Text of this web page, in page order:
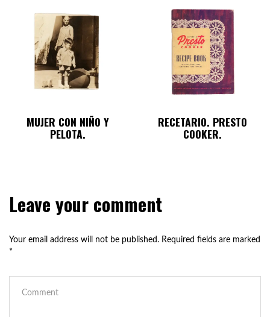
MUJER CON NIÑO Y
PELOTA.
RECETARIO. PRESTO
COOKER.
Leave your comment
Your email address will not be published. Required fields are marked
*